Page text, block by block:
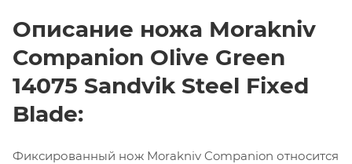
Описание ножа Morakniv
Companion Olive Green
14075 Sandvik Steel Fixed
Blade:
Фиксированный нож Morakniv Companion относится